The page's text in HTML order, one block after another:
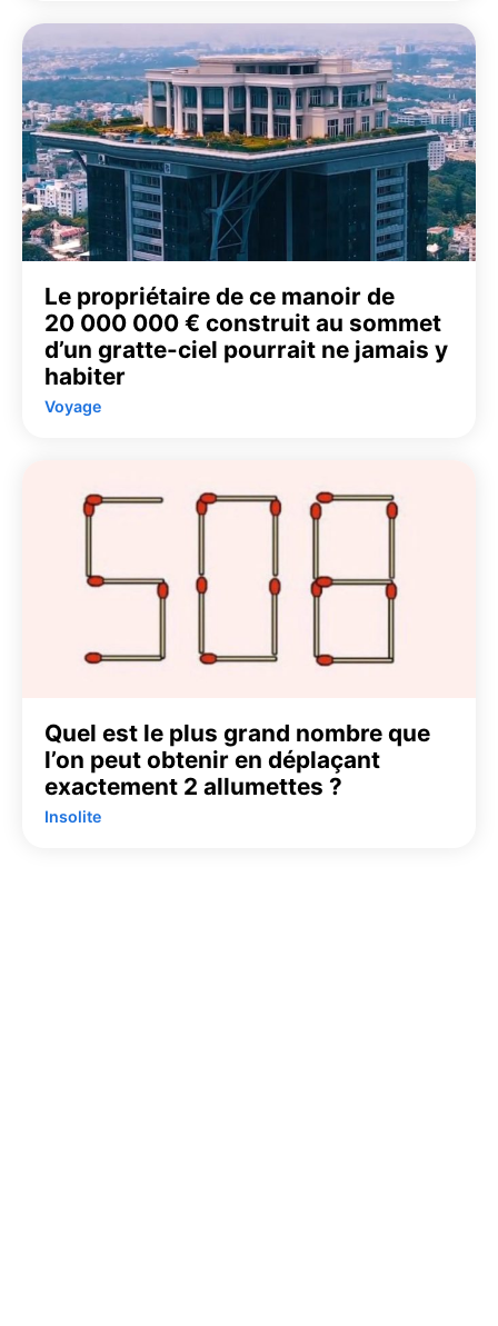
Le propriétaire de ce manoir de
20 000 000 € construit au sommet
d’un gratte-ciel pourrait ne jamais y
habiter
Voyage
Quel est le plus grand nombre que
l’on peut obtenir en déplaçant
exactement 2 allumettes ?
Insolite